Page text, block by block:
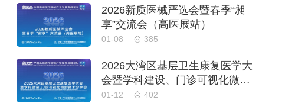
2026新质医械严选会暨春季“昶
享”交流会（高医展站）
01-08 385
2026大湾区基层卫生康复医学大
会暨学科建设、门诊可视化微创
技术分享会
01-12 402